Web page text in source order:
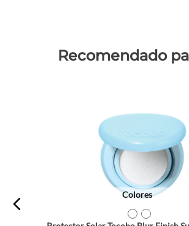
Recomendado
Colores